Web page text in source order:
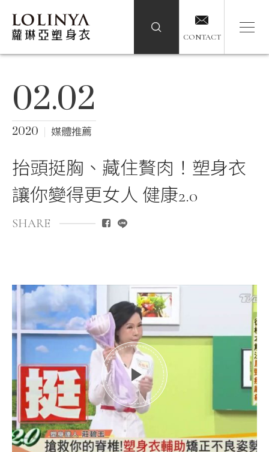
CONTACT
02.02
2020 媒體推薦
抬頭挺胸、藏住贅肉！塑身衣
讓你變得更女人 健康2.0
SHARE
CONTACT